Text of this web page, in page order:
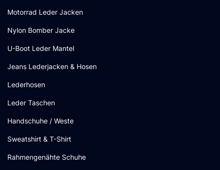
Motorrad Leder Jacken
Nylon Bomber Jacke
U-Boot Leder Mantel
Jeans Lederjacken & Hosen
Lederhosen
Leder Taschen
Handschuhe / Weste
Sweatshirt & T-Shirt
Rahmengenähte Schuhe